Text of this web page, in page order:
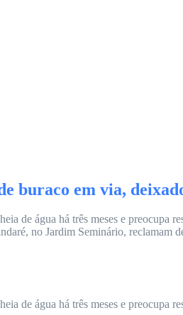
buraco em via,
de água há três meses e
no Jardim Seminário, reclamam
de água há três meses e preocupa